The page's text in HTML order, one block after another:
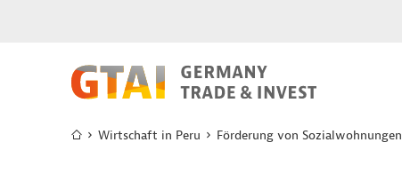
Wirtschaft in Peru Förderung von Sozialwohnungen